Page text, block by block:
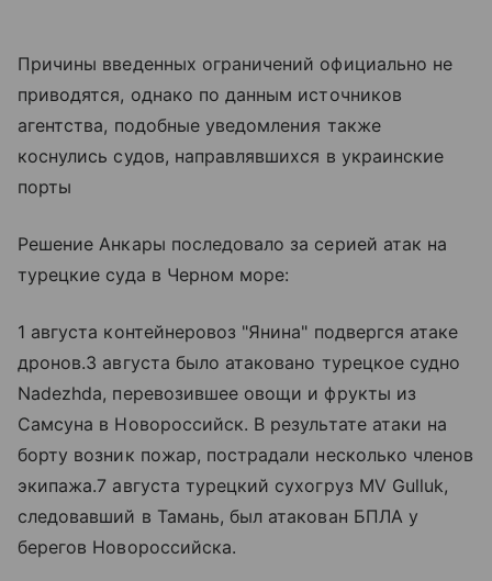
Причины введенных ограничений официально не
приводятся, однако по данным источников
агентства, подобные уведомления также
коснулись судов, направлявшихся в украинские
порты
Решение Анкары последовало за серией атак на
турецкие суда в Черном море:
1 августа контейнеровоз "Янина" подвергся атаке
дронов.3 августа было атаковано турецкое судно
Nadezhda, перевозившее овощи и фрукты из
Самсуна в Новороссийск. В результате атаки на
борту возник пожар, пострадали несколько членов
экипажа.7 августа турецкий сухогруз MV Gulluk,
следовавший в Тамань, был атакован БПЛА у
берегов Новороссийска.